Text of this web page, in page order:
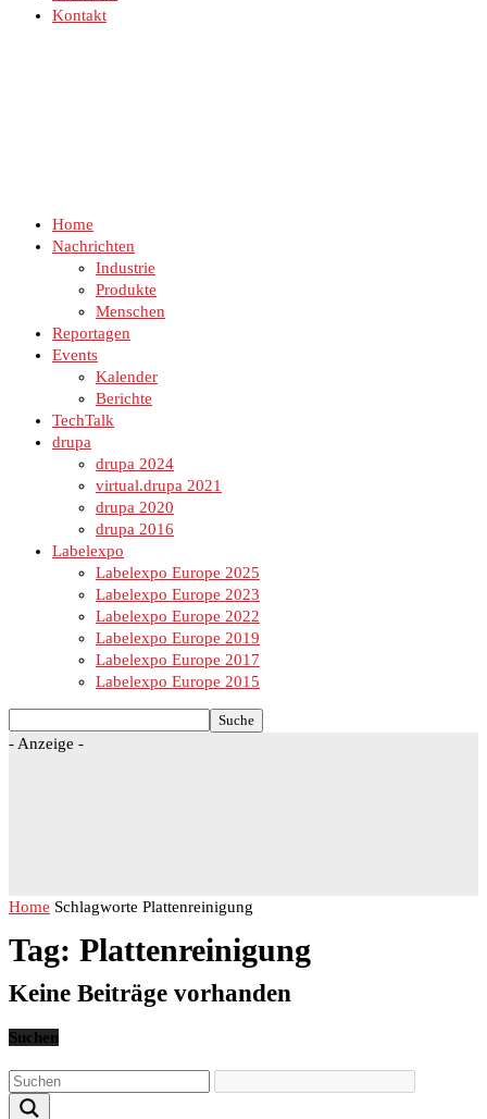
Kontakt
Home
Nachrichten
Industrie
Produkte
Menschen
Reportagen
Events
Kalender
Berichte
TechTalk
drupa
drupa 2024
virtual.drupa 2021
drupa 2020
drupa 2016
Labelexpo
Labelexpo Europe 2025
Labelexpo Europe 2023
Labelexpo Europe 2022
Labelexpo Europe 2019
Labelexpo Europe 2017
Labelexpo Europe 2015
- Anzeige -
Home Schlagworte Plattenreinigung
Tag: Plattenreinigung
Keine Beiträge vorhanden
Suchen